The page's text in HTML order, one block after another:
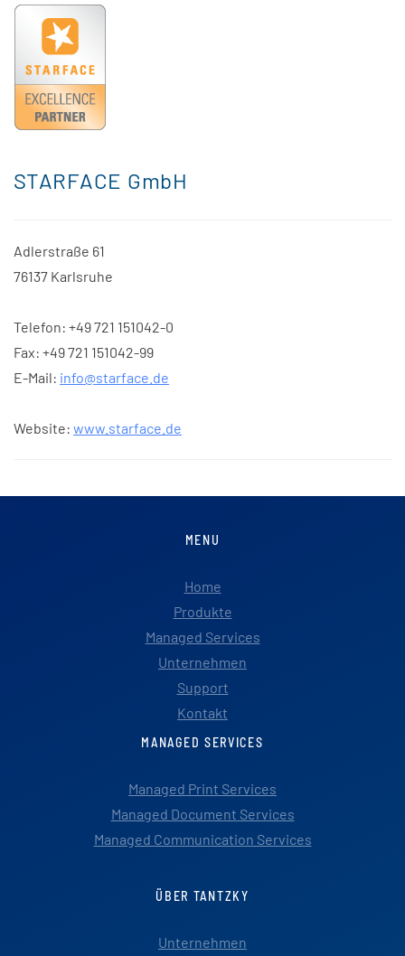
STARFACE GmbH
Adlerstraße 61
76137 Karlsruhe
Telefon: +49 721 151042-0
Fax: +49 721 151042-99
E-Mail: info@starface.de
Website: www.starface.de
MENU
Home
Produkte
Managed Services
Unternehmen
Support
Kontakt
MANAGED SERVICES
Managed Print Services
Managed Document Services
Managed Communication Services
ÜBER TANTZKY
Unternehmen